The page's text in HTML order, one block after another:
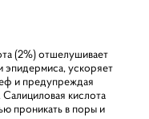
(2%) отшелушивает
эпидермиса, ускоряет
и предупреждая
кислота
проникать в поры и